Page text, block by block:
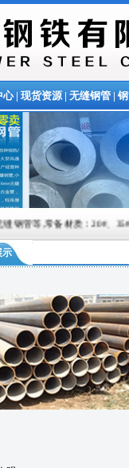
心| 现货资源| 无缝钢管 |
等,常备材质：20#、
示